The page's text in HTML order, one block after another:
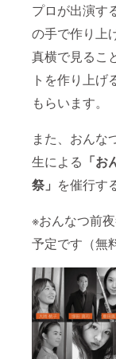
プロが出演す
の手で作り上
真横で見るこ
トを作り上げ
もらいます。
また、おんな
生による 「
祭」 を催行す
※おんなつ前
予定です（無